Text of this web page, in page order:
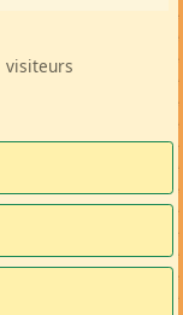
visiteurs